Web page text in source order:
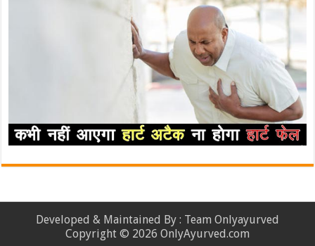
Developed & Maintained By : Team Onlyayurved
Copyright © 2026 OnlyAyurved.com